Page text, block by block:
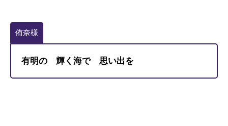
侑奈様
有明の 輝く海で 思い出を